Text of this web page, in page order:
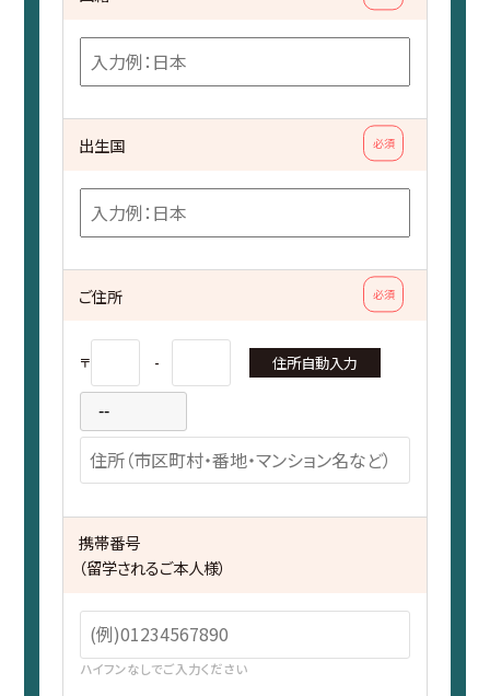
必須
出生国
必須
ご住所
〒 - 住所自動入力
携帯番号
（留学されるご本人様）
ハイフンなしでご入力ください